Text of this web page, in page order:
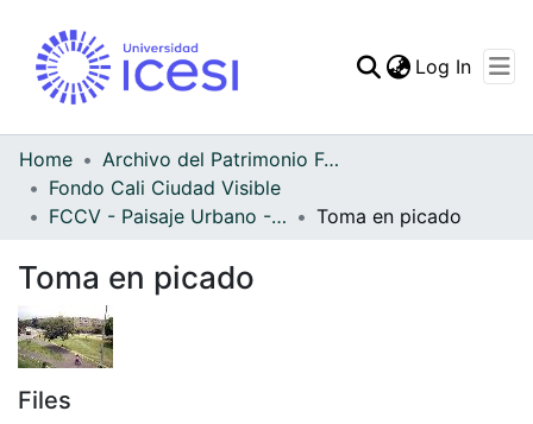
Log In
Home
Archivo del Patrimonio Fotográfico y Fílmico del Valle del Cauca
Fondo Cali Ciudad Visible
FCCV - Paisaje Urbano - Patrimonial
Toma en picado
Toma en picado
Files